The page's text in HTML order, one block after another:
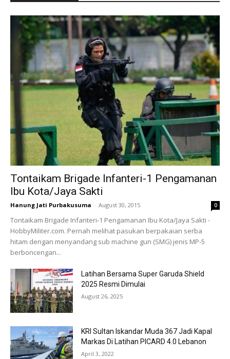
Tontaikam Brigade Infanteri-1 Pengamanan
Ibu Kota/Jaya Sakti
Hanung Jati Purbakusuma - August 30, 2015 0
Tontaikam Brigade Infanteri-1 Pengamanan Ibu Kota/Jaya Sakti -
HobbyMiliter.com. Pernah melihat pasukan berpakaian serba
hitam dengan menyandang sub machine gun (SMG) jenis MP-5
berboncengan...
Latihan Bersama Super Garuda Shield
2025 Resmi Dimulai
August 26, 2025
KRI Sultan Iskandar Muda 367 Jadi Kapal
Markas Di Latihan PICARD 4.0 Lebanon
April 3, 2022